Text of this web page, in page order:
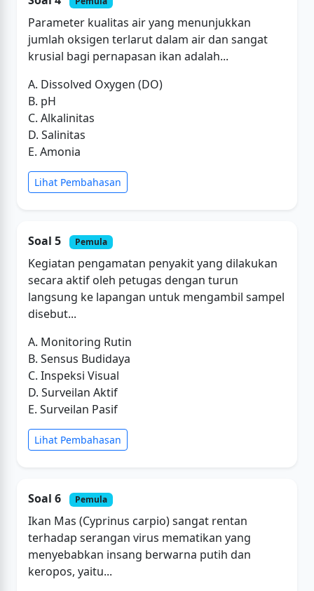
Parameter kualitas air yang menunjukkan
jumlah oksigen terlarut dalam air dan sangat
krusial bagi pernapasan ikan adalah...
A. Dissolved Oxygen (DO)
B. pH
C. Alkalinitas
D. Salinitas
E. Amonia
Lihat Pembahasan
Soal 5 Pemula
Kegiatan pengamatan penyakit yang dilakukan
secara aktif oleh petugas dengan turun
langsung ke lapangan untuk mengambil sampel
disebut...
A. Monitoring Rutin
B. Sensus Budidaya
C. Inspeksi Visual
D. Surveilan Aktif
E. Surveilan Pasif
Lihat Pembahasan
Soal 6 Pemula
Ikan Mas (Cyprinus carpio) sangat rentan
terhadap serangan virus mematikan yang
menyebabkan insang berwarna putih dan
keropos, yaitu...